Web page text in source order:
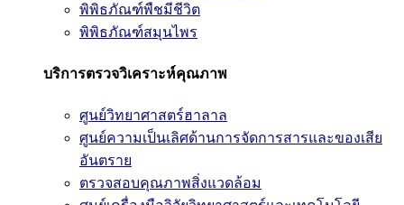
พิพิธภัณฑ์พืชมีชีวิต
พิพิธภัณฑ์สมุนไพร
บริการตรวจวิเคราะห์คุณภาพ
ศูนย์วิทยาศาสตร์ฮาลาล
ศูนย์ความเป็นเลิศด้านการจัดการสารและของเสีย
อันตราย
ตรวจสอบคุณภาพสิ่งแวดล้อม